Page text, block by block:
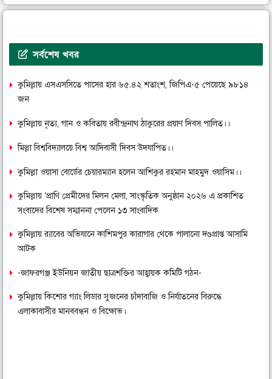
সর্বশেষ খবর
কুমিল্লায় এসএসসিতে পাসের হার ৬৫.৪২ শতাংশ, জিপিএ-৫ পেয়েছে ৯৮১৪
জন
কুমিল্লায় নৃত্য, গান ও কবিতায় রবীন্দ্রনাথ ঠাকুরের প্রয়াণ দিবস পালিত।।
মিল্লা বিশ্ববিদ্যালয়ে বিশ্ব আদিবাসী দিবস উদযাপিত।।
কুমিল্লা ওয়াসা বোর্ডের চেয়ারম্যান হলেন আশিকুর রহমান মাহমুদ ওয়াসিম।।
কুমিল্লায় ‘প্রাণি প্রেমীদের মিলন মেলা, সাংস্কৃতিক অনুষ্ঠান ২০২৬ এ প্রকাশিত
সংবাদের বিশেষ সম্মাননা পেলেন ১৩ সাংবাদিক
কুমিল্লায় র‌্যাবের অভিযানে কাশিমপুর কারাগার থেকে পালানো দণ্ডপ্রাপ্ত আসামি
আটক
-জাফরগঞ্জ ইউনিয়ন জাতীয় ছাত্রশক্তির আহ্বায়ক কমিটি গঠন-
কুমিল্লায় কিশোর গ্যাং লিডার সুজনের চাঁদাবাজি ও নির্যাতনের বিরুদ্ধে
এলাকাবাসীর মানববন্ধন ও বিক্ষোভ।